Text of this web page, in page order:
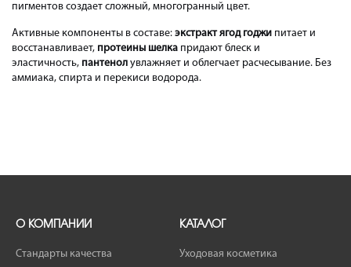
пигментов создает сложный, многогранный цвет.
Активные компоненты в составе: экстракт ягод годжи питает и
восстанавливает, протеины шелка придают блеск и
эластичность, пантенол увлажняет и облегчает расчесывание. Без
аммиака, спирта и перекиси водорода.
О КОМПАНИИ
Стандарты качества
КАТАЛОГ
Уходовая косметика